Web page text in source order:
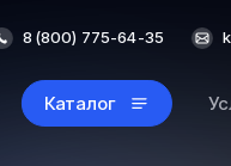
8 (800) 775-64-35
Каталог